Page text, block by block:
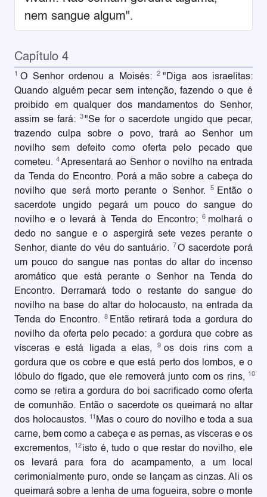
nem sangue algum".
Capítulo 4
1 O Senhor ordenou a Moisés:2 "Diga aos israelitas:
Quando alguém pecar sem intenção, fazendo o que é
proibido em qualquer dos mandamentos do Senhor,
assim se fará: 3 "Se for o sacerdote ungido que pecar,
trazendo culpa sobre o povo, trará ao Senhor um
novilho sem defeito como oferta pelo pecado que
cometeu.4Apresentará ao Senhor o novilho na entrada
da Tenda do Encontro. Porá a mão sobre a cabeça do
novilho que será morto perante o Senhor.5
Então o
sacerdote ungido pegará um pouco do sangue do
novilho e o levará à Tenda do Encontro;6 molhará o
dedo no sangue e o aspergirá sete vezes perante o
Senhor, diante do véu do santuário.
7O sacerdote porá
um pouco do sangue nas pontas do altar do incenso
aromático que está perante o Senhor na Tenda do
Encontro. Derramará todo o restante do sangue do
novilho na base do altar do holocausto, na entrada da
Tenda do Encontro.
8 Então retirará toda a gordura do
novilho da oferta pelo pecado: a gordura que cobre as
vísceras e está ligada a elas,9 os dois rins com a
gordura que os cobre e que está perto dos lombos, e o
lóbulo do fígado, que ele removerá junto com os rins, 10
como se retira a gordura do boi sacrificado como oferta
de comunhão. Então o sacerdote os queimará no altar
dos holocaustos. 11 Mas o couro do novilho e toda a sua
carne, bem como a cabeça e as pernas, as vísceras e os
excrementos,
12isto é, tudo o que restar do novilho, ele
os levará para fora do acampamento, a um local
cerimonialmente puro, onde se lançam as cinzas. Ali os
queimará sobre a lenha de uma fogueira, sobre o monte